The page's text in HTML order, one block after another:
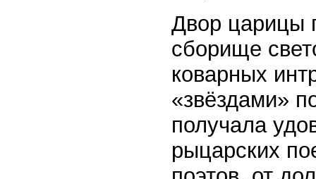
Двор царицы
сборище
коварных
«звёздами»
получала
рыцарских